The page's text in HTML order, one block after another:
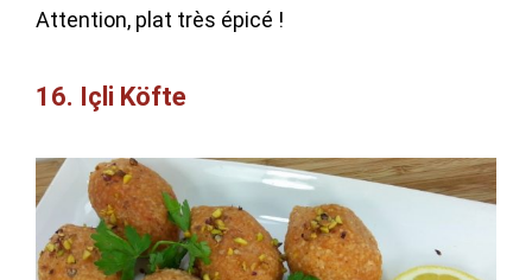
Attention, plat très épicé !
16. Içli Köfte